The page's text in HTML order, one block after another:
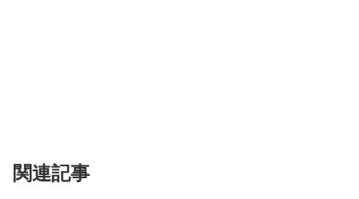
関連記事